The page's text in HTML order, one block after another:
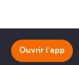
Ouvrir l'app